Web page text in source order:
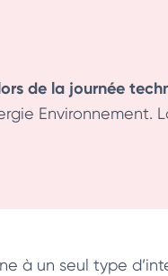
de la journée
Environnement.
à un seul type